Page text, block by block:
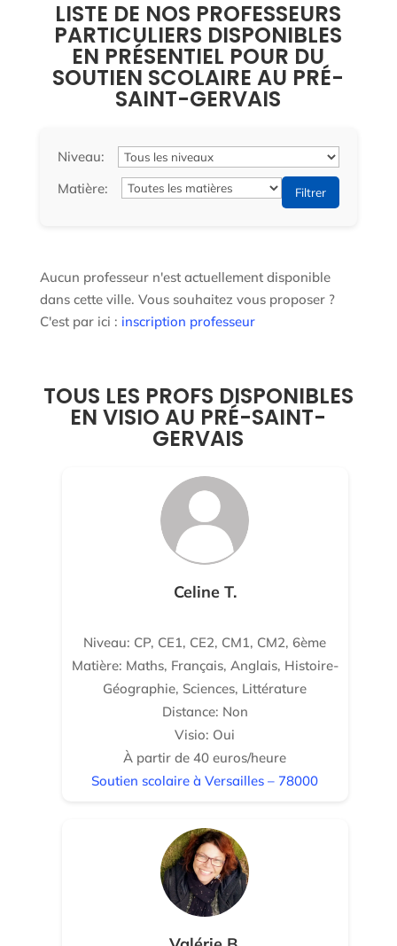
LISTE DE NOS PROFESSEURS
PARTICULIERS DISPONIBLES
EN PRÉSENTIEL POUR DU
SOUTIEN SCOLAIRE AU PRÉ-
SAINT-GERVAIS
Niveau:
Matière:
Filtrer
Aucun professeur n'est actuellement disponible
dans cette ville. Vous souhaitez vous proposer ?
C'est par ici : inscription professeur
TOUS LES PROFS DISPONIBLES
EN VISIO AU PRÉ-SAINT-
GERVAIS
Celine T.
Niveau: CP, CE1, CE2, CM1, CM2, 6ème
Matière: Maths, Français, Anglais, Histoire-
Géographie, Sciences, Littérature
Distance: Non
Visio: Oui
À partir de 40 euros/heure
Soutien scolaire à Versailles – 78000